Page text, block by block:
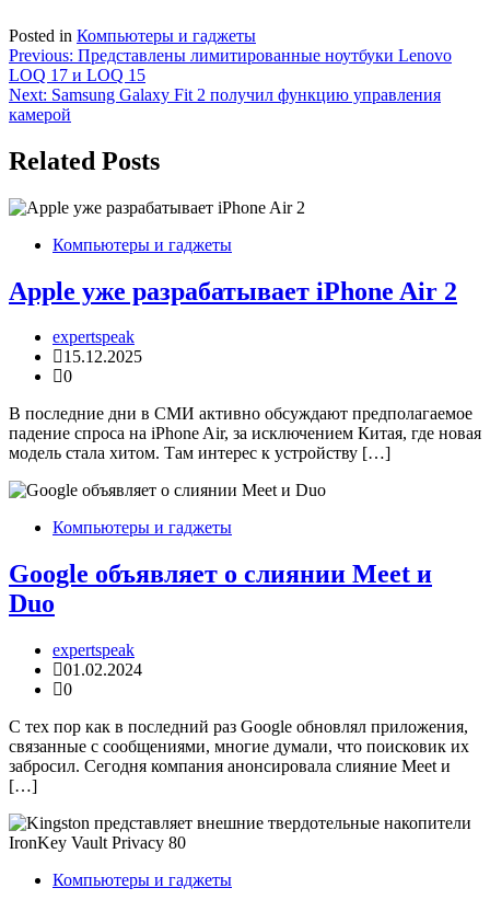
Posted in Компьютеры и гаджеты
Навигация
по
записям
Previous: Представлены лимитированные ноутбуки Lenovo
LOQ 17 и LOQ 15
Next: Samsung Galaxy Fit 2 получил функцию управления
камерой
Related Posts
Компьютеры и гаджеты
Apple уже разрабатывает iPhone Air 2
expertspeak
15.12.2025
0
В последние дни в СМИ активно обсуждают предполагаемое
падение спроса на iPhone Air, за исключением Китая, где новая
модель стала хитом. Там интерес к устройству […]
Компьютеры и гаджеты
Google объявляет о слиянии Meet и
Duo
expertspeak
01.02.2024
0
С тех пор как в последний раз Google обновлял приложения,
связанные с сообщениями, многие думали, что поисковик их
забросил. Сегодня компания анонсировала слияние Meet и
[…]
Компьютеры и гаджеты